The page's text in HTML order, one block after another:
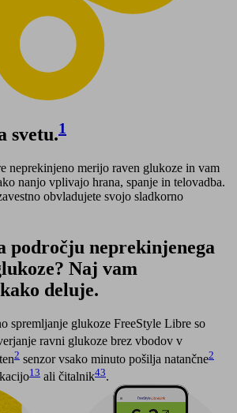
svetu.1
neprekinjeno merijo raven glukoze in vam
nanjo vplivajo hrana, spanje in telovadba.
obvladujete svojo sladkorno
področju neprekinjenega
Naj vam
deluje.
spremljanje glukoze FreeStyle Libre so
ravni glukoze brez vbodov v
2 senzor vsako minuto pošilja natančne2
13 ali čitalnik43.